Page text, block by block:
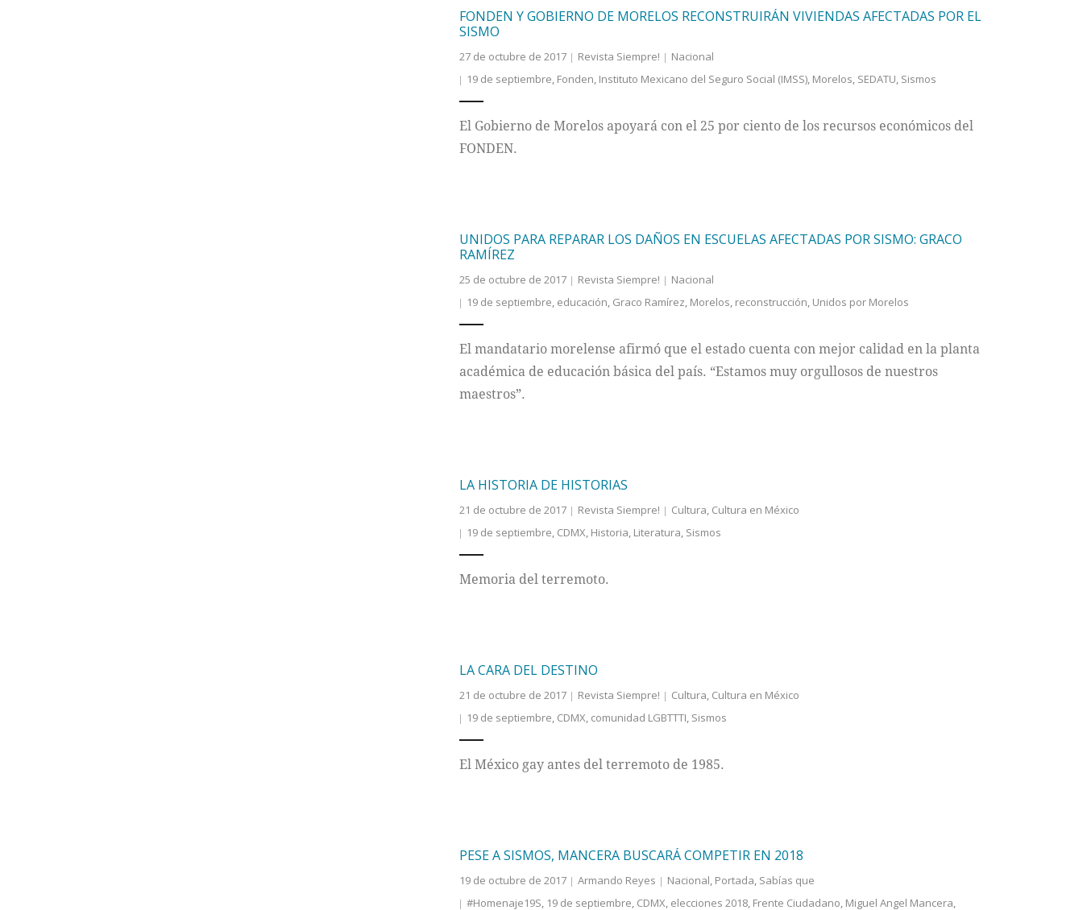
FONDEN Y GOBIERNO DE MORELOS RECONSTRUIRÁN VIVIENDAS AFECTADAS POR EL
SISMO
27 de octubre de 2017 Revista Siempre!
Nacional
19 de septiembre Fonden Instituto Mexicano del Seguro Social (IMSS), Morelos SEDATU Sismos
El Gobierno de Morelos apoyará con el 25 por ciento de los recursos económicos del
FONDEN.
UNIDOS PARA REPARAR LOS DAÑOS EN ESCUELAS AFECTADAS POR SISMO: GRACO
RAMÍREZ
25 de octubre de 2017 Revista Siempre!
Nacional
19 de septiembre educación Graco Ramírez Morelos reconstrucción Unidos por Morelos
El mandatario morelense afirmó que el estado cuenta con mejor calidad en la planta
académica de educación básica del país. “Estamos muy orgullosos de nuestros
maestros”.
LA HISTORIA DE HISTORIAS
21 de octubre de 2017 Revista Siempre! Cultura Cultura en México
19 de septiembre CDMX Historia Literatura Sismos
Memoria del terremoto.
LA CARA DEL DESTINO
21 de octubre de 2017 Revista Siempre! Cultura Cultura en México
19 de septiembre CDMX comunidad LGBTTTI Sismos
El México gay antes del terremoto de 1985.
PESE A SISMOS, MANCERA BUSCARÁ COMPETIR EN 2018
19 de octubre de 2017 Armando Reyes Nacional Portada Sabías que
#Homenaje19S 19 de septiembre CDMX elecciones 2018, Frente Ciudadano Miguel Angel Mancera